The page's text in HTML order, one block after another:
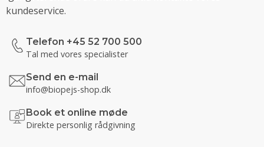
kundeservice.
Telefon +45 52 700 500
Tal med vores specialister
Send en e-mail
info@biopejs-shop.dk
Book et online møde
Direkte personlig rådgivning